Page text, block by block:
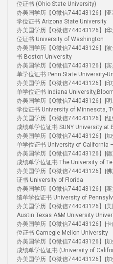
位证书 (Ohio State University)
办美国学历【Q微信744043126】|
学位证书 Arizona State University
办美国学历【Q微信744043126】|
位证书 University of Washington
办美国学历【Q微信744043126】|
书 Boston University
办美国学历【Q微信744043126】|
单学位证书 Penn State University-
办美国学历【Q微信744043126】|
单学位证书 Indiana
办美国学历【Q微信744043126】|
学位证书 University of Minnesota,
办美国学历【Q微信744043126】|
成绩单学位证书 SUNY University at
办美国学历【Q微信744043126】|
单学位证书 University of California
办美国学历【Q微信744043126】|
成绩单学位证书 The University of
办美国学历【Q微信744043126】|
证书 University of Florida
办美国学历【Q微信744043126】|
绩单学位证书 University of
办美国学历【Q微信744043126】|
Austin Texas A&M University
办美国学历【Q微信744043126】|
位证书 Carnegie Mellon University
办美国学历【Q微信744043126】|
成绩单学位证书 (University of
办美国学历【Q微信744043126】|